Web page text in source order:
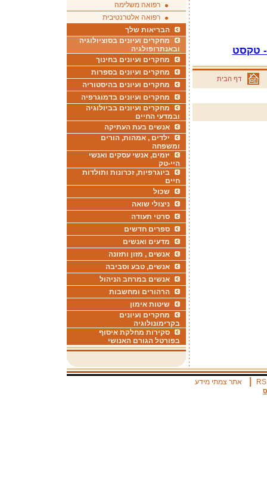
- טקסט
דף הבית
רפואה משלימה
רפואה אלטרנטיבית
הבריאות שלך
מחקרים ועיונים בסוציולוגיה
ובאנתרופולגיה
מחקרים ועיונים בחינוך
מחקרים ועיונים בספרות
מחקרים ועיונים בהיסטוריה
מחקרים ועיונים בדמוגרפיה
מחקרים ועיונים בביולוגיה
ובמדעי החיים
אנשים בעת העתיקה
ילדים , אמהות, הורים
ומשפחה
יזמים, אנשי עסקים ואנשי
היי-טק
ביוגרפיות, זכרונות ותולדות
חיים
שכול
ניצולי שואה
סרטי תעודה
ספרים חדשים
מדעים ואנשים
אנשים , מזון ותזונה
אנשים, טבע וסביבה
אנשים במרחב הניהול
הרהורים ומחשבות
שיטות אימון
מחקרים ועיונים
בקרימונולוגיה
סקירות מחלקת איסוף
בפורטל הגורם האנושי
אתר צמתי מידע